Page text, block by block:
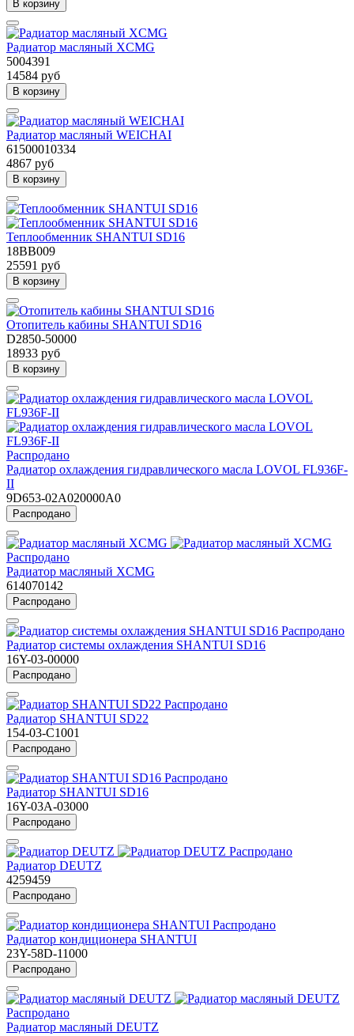
В корзину
Радиатор масляный XCMG
5004391
14584 руб
В корзину
Радиатор масляный WEICHAI
61500010334
4867 руб
В корзину
Теплообменник SHANTUI SD16
18BB009
25591 руб
В корзину
Отопитель кабины SHANTUI SD16
D2850-50000
18933 руб
В корзину
Распродано
Радиатор охлаждения гидравлического масла LOVOL FL936F-
II
9D653-02A020000A0
Распродано
Распродано
Радиатор масляный XCMG
614070142
Распродано
Распродано
Радиатор системы охлаждения SHANTUI SD16
16Y-03-00000
Распродано
Распродано
Радиатор SHANTUI SD22
154-03-C1001
Распродано
Распродано
Радиатор SHANTUI SD16
16Y-03A-03000
Распродано
Распродано
Радиатор DEUTZ
4259459
Распродано
Распродано
Радиатор кондиционера SHANTUI
23Y-58D-11000
Распродано
Распродано
Радиатор масляный DEUTZ